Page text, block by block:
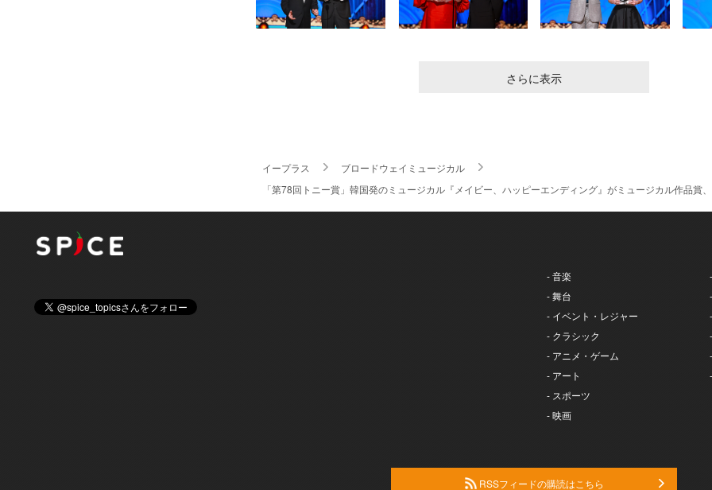
さらに表示
イープラス
ブロードウェイミュージカル
「第78回トニー賞」韓国発のミュージカル『メイビー、ハッピーエンディング』がミュージカル作品賞
- 音楽
- 舞台
- イベント・レジャー
- クラシック
- アニメ・ゲーム
- アート
- スポーツ
- 映画
RSSフィードの購読はこちら